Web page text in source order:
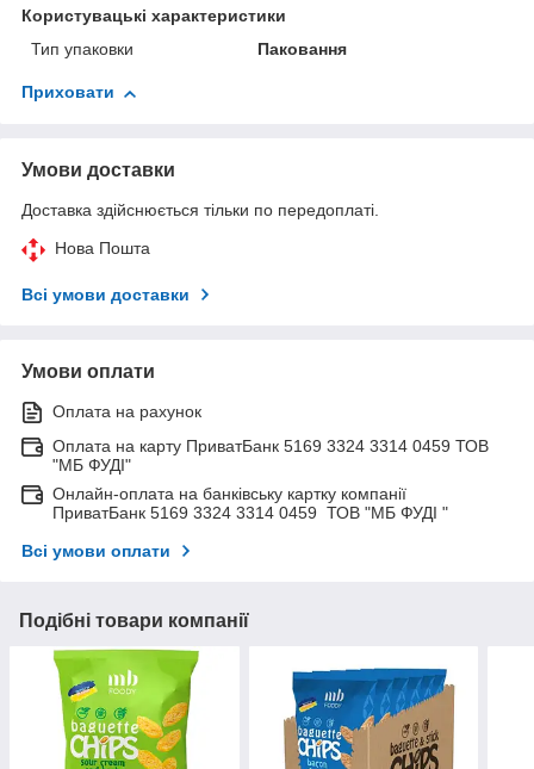
Користувацькі характеристики
Тип упаковки
Паковання
Приховати
Умови доставки
Доставка здійснюється тільки по передоплаті.
Нова Пошта
Всі умови доставки
Умови оплати
Оплата на рахунок
Оплата на карту ПриватБанк 5169 3324 3314 0459 ТОВ
"МБ ФУДІ"
Онлайн-оплата на банківську картку компанії
ПриватБанк 5169 3324 3314 0459 ТОВ "МБ ФУДІ "
Всі умови оплати
Подібні товари компанії